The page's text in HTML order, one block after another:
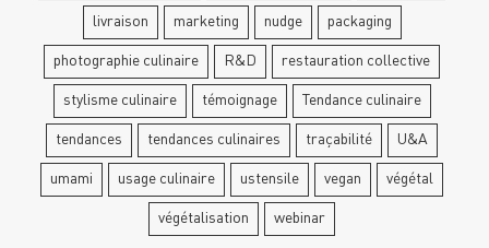
livraison marketing nudge packaging
photographie culinaire R&D restauration collective
stylisme culinaire témoignage Tendance culinaire
tendances tendances culinaires traçabilité U&A
umami usage culinaire ustensile vegan végétal
végétalisation webinar